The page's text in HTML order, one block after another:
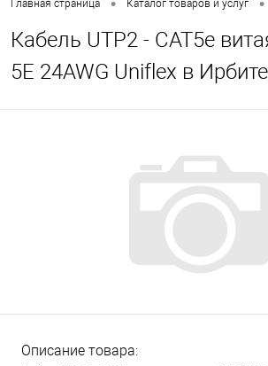
Главная страница • Каталог товаров и услуг •
Кабель UTP2 - CAT5e
5E 24AWG Uniflex в
Описание товара: